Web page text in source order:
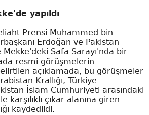
yapıldı
Prensi Muhammed bin
Erdoğan ve Pakistan
Mekke'deki Safa Sarayı'nda bir
resmi görüşmelerin
açıklamada, bu görüşmeler
Krallığı, Türkiye
İslam Cumhuriyeti arasındaki
karşılıklı çıkar alanına giren
kaydedildi.